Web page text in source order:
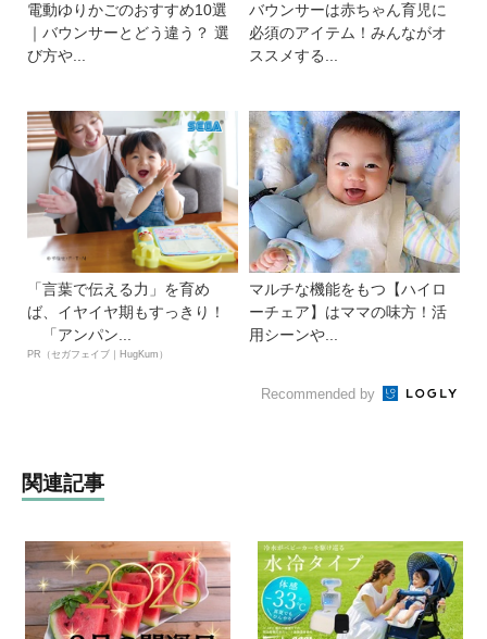
電動ゆりかごのおすすめ10選
｜バウンサーとどう違う？ 選
び方や...
バウンサーは赤ちゃん育児に
必須のアイテム！みんながオ
ススメする...
「言葉で伝える力」を育め
ば、イヤイヤ期もすっきり！
「アンパン...
PR（セガフェイブ｜HugKum）
マルチな機能をもつ【ハイロ
ーチェア】はママの味方！活
用シーンや...
Recommended by
関連記事